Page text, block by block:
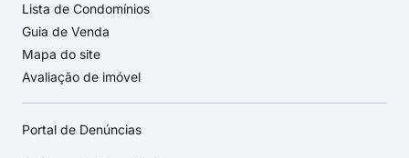
Lista de Condomínios
Guia de Venda
Mapa do site
Avaliação de imóvel
Portal de Denúncias